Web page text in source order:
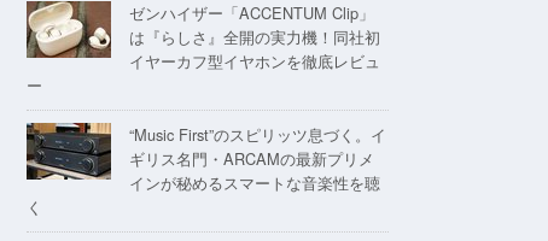
ゼンハイザー「ACCENTUM Clip」
は『らしさ』全開の実力機！同社初
イヤーカフ型イヤホンを徹底レビュ
ー
“Music First”のスピリッツ息づく。イ
ギリス名門・ARCAMの最新プリメ
インが秘めるスマートな音楽性を聴
く